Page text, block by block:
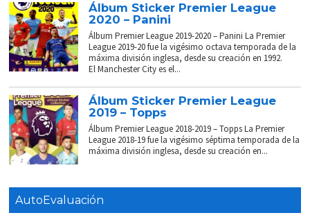
Álbum Sticker Premier League
2020 – Panini
Álbum Premier League 2019-2020 – Panini La Premier
League 2019-20 fue la vigésimo octava temporada de la
máxima división inglesa, desde su creación en 1992.
El Manchester City es el...
Álbum Sticker Premier League
2019 – Topps
Álbum Premier League 2018-2019 – Topps La Premier
League 2018-19 fue la vigésimo séptima temporada de la
máxima división inglesa, desde su creación en...
AutoEvaluación